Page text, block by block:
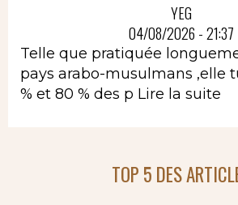
YEG
04/08/2026 - 21:37
Telle que pratiquée
pays arabo-musulmans ,elle
% et 80 % des p Lire la suite
TOP 5 DES